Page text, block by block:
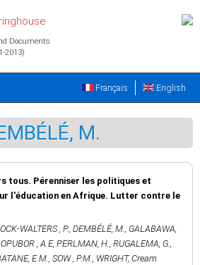
Documents
2013)
English
Français
M.
tous. Pérenniser les politiques et
l'éducation en Afrique. Lutter contre le
WALTERS , P., DEMBÉLÉ, M., GALABAWA,
OPUBOR , A.E, PERLMAN, H., RUGALEMA, G.,
E.M., SOW , P.M., WRIGHT, Cream